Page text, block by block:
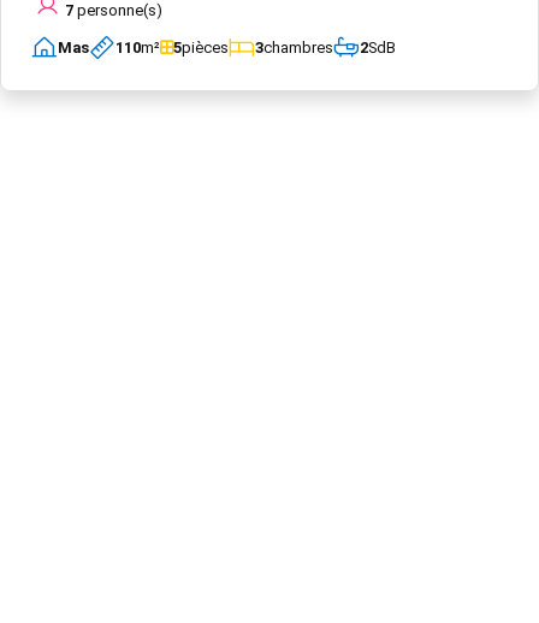
7 personne(s)
Mas 110m² 5pièces 3chambres 2SdB